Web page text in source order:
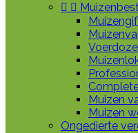
 
Muizengif
Muizen
Muizen
Ongedierte